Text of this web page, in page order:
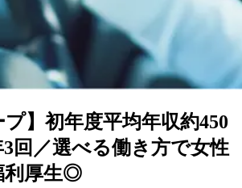
プ】初年度平均年収約450
回／選べる働き方で女性
利厚生◎